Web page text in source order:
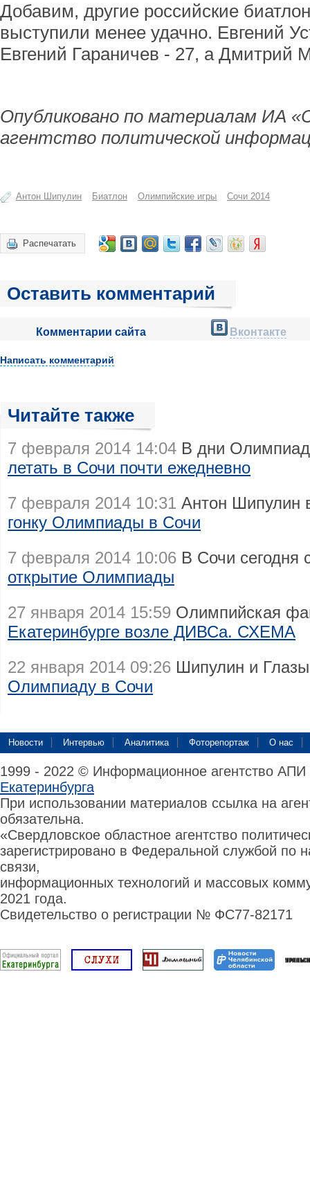
Добавим, другие российские
выступили менее удачно. Евгений
Евгений Гараничев - 27, а Дмитрий
Опубликовано по материалам ИА
агентство политической
Антон Шипулин Биатлон Олимпийские игры Сочи 2014
Распечатать
Оставить комментарий
Комментарии сайта Вконтакте
Написать комментарий
Читайте также
7 февраля 2014 14:04 В дни
летать в Сочи почти ежедневно
7 февраля 2014 10:31 Антон Шипулин
гонку Олимпиады в Сочи
7 февраля 2014 10:06 В Сочи сегодня
открытие Олимпиады
27 января 2014 15:59 Олимпийская
Екатеринбурге возле ДИВСа. СХЕМА
22 января 2014 09:26 Шипулин и
Олимпиаду в Сочи
Новости Интервью Аналитика Фоторепортаж О нас
1999 - 2022 © Информационное агентство
Екатеринбурга
При использовании материалов ссылка на
обязательна.
«Свердловское областное агентство
зарегистрировано в Федеральной службой по
связи,
информационных технологий и массовых
2021 года.
Свидетельство о регистрации № ФС77-82171